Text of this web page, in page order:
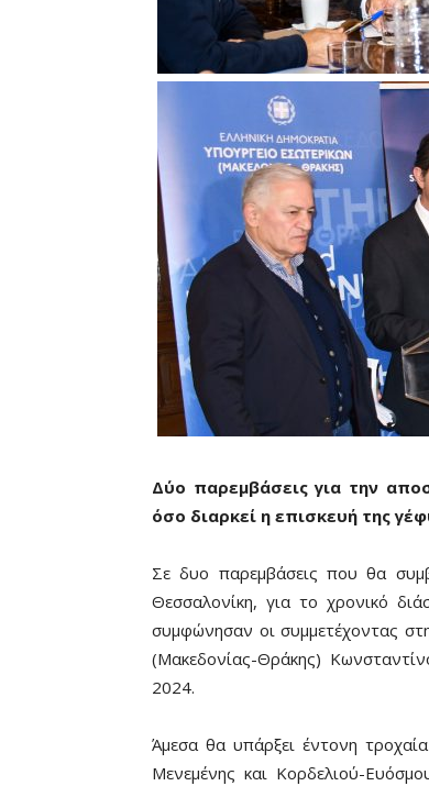
Δύο παρεμβάσεις για την
όσο διαρκεί η επισκευή της
Σε δυο παρεμβάσεις που θα
Θεσσαλονίκη, για το χρονικό
συμφώνησαν οι συμμετέχοντας
(Μακεδονίας-Θράκης)
2024.
Άμεσα θα υπάρξει έντονη
Μενεμένης και Κορδελιού-